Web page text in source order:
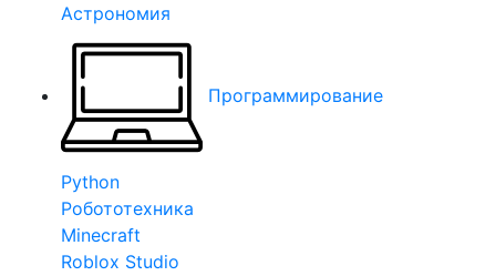
Астрономия
Программирование
Python
Робототехника
Minecraft
Roblox Studio